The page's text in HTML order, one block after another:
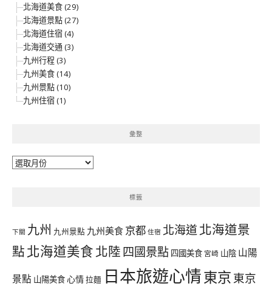
北海道美食 (29)
北海道景點 (27)
北海道住宿 (4)
北海道交通 (3)
九州行程 (3)
九州美食 (14)
九州景點 (10)
九州住宿 (1)
彙整
彙
標籤
下關 九州 九州景點 九州美食 京都 住宿 北海道北海道景
點北海道美食北陸四國景點 四國美食 宮崎 山陰 山陽
景點 山陽美食心情拉麵 日本旅遊心情東京 東京